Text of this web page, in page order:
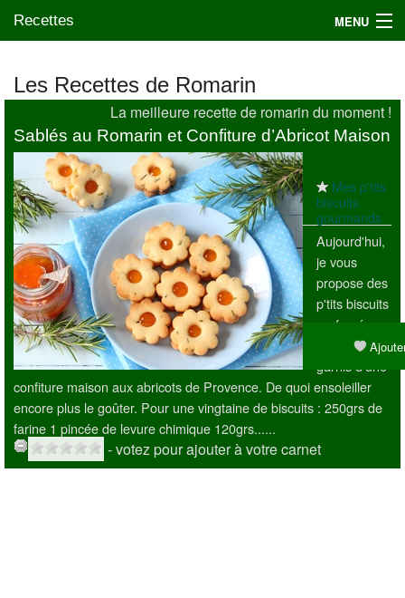
Recettes MENU
Mes blogs préférés
Les Recettes de Romarin
La meilleure recette de romarin du moment !
Sablés au Romarin et Confiture d’Abricot Maison
Mes p'tits
biscuits
gourmands
Aujourd'hui,
je vous
propose des
p'tits biscuits
parfumés au
romarin
garnis d'une
confiture maison aux abricots de Provence. De quoi ensoleiller
encore plus le goûter. Pour une vingtaine de biscuits : 250grs de
farine 1 pincée de levure chimique 120grs......
- votez pour ajouter à votre carnet